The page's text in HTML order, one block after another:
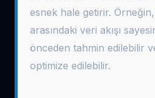
esnek hale getirir.
arasındaki veri akışı
önceden tahmin edilebilir
optimize edilebilir.